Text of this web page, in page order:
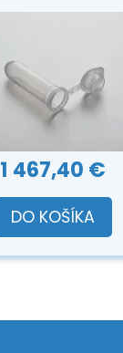
1 467,40 €
DO KOŠÍKA